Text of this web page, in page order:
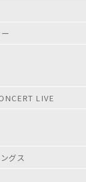
LIVE
グス